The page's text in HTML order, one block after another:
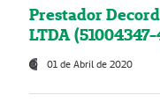
Prestador
LTDA
01 de Abril de 2020